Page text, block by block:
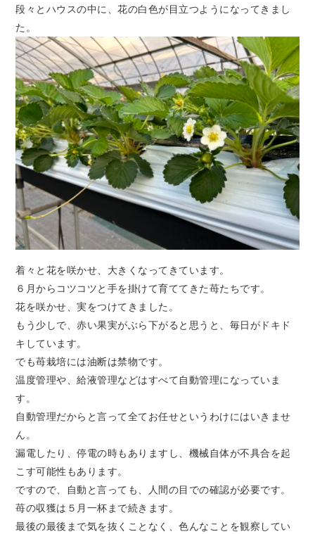
段々とハウスの中に、花の白色が目立つようになってきまし
た。
着々と花を咲かせ、大きくなってきています。
６月からコツコツと手を掛けて育ててきた苺たちです。
花を咲かせ、実をつけてきました。
もう少しで、赤い果実がぶら下がると思うと、毎日がドキド
キしています。
でも苺栽培には油断は禁物です。
温度管理や、給液管理などはすべて自動管理になっていま
す。
自動管理だからと言って全てお任せというわけにはいきませ
ん。
漏電したり、停電の時もありますし、機械自体が不具合を起
こす可能性もあります。
ですので、自動と言っても、人間の目での確認が必要です。
苺の収獲は５月一杯まで続きます。
最後の最後まで気を抜くことなく、色んなことを観察してい